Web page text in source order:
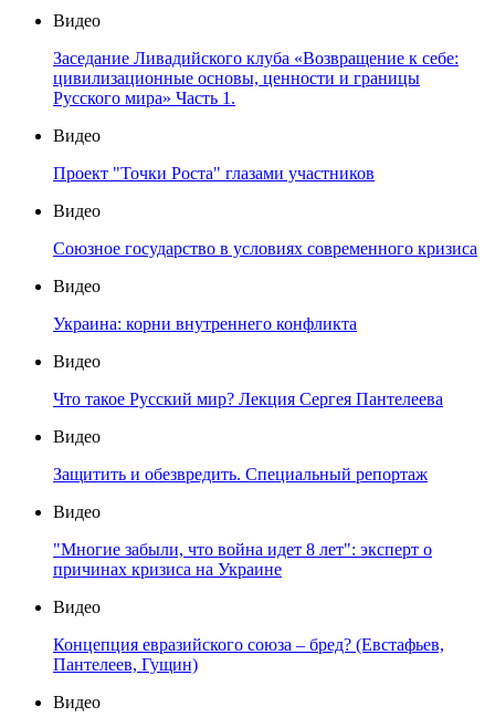
Видео
Заседание Ливадийского клуба «Возвращение к себе:
цивилизационные основы, ценности и границы
Русского мира» Часть 1.
Видео
Проект "Точки Роста" глазами участников
Видео
Союзное государство в условиях современного кризиса
Видео
Украина: корни внутреннего конфликта
Видео
Что такое Русский мир? Лекция Сергея Пантелеева
Видео
Защитить и обезвредить. Специальный репортаж
Видео
"Многие забыли, что война идет 8 лет": эксперт о
причинах кризиса на Украине
Видео
Концепция евразийского союза – бред? (Евстафьев,
Пантелеев, Гущин)
Видео